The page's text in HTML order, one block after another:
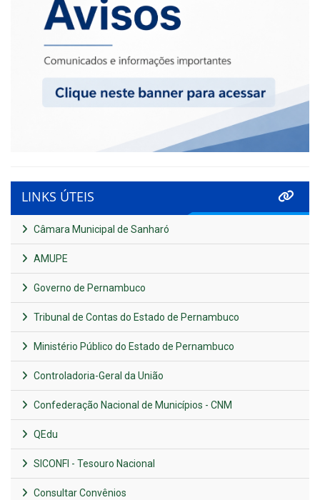
LINKS ÚTEIS
Câmara Municipal de Sanharó
AMUPE
Governo de Pernambuco
Tribunal de Contas do Estado de Pernambuco
Ministério Público do Estado de Pernambuco
Controladoria-Geral da União
Confederação Nacional de Municípios - CNM
QEdu
SICONFI - Tesouro Nacional
Consultar Convênios